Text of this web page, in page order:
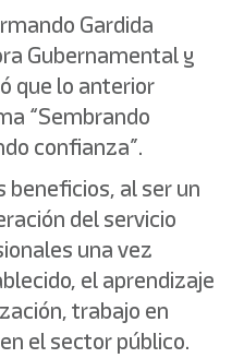
Gardida
Gubernamental y
que lo anterior
“Sembrando
confianza”.
beneficios, al ser un
del servicio
una vez
el aprendizaje
trabajo en
el sector público.